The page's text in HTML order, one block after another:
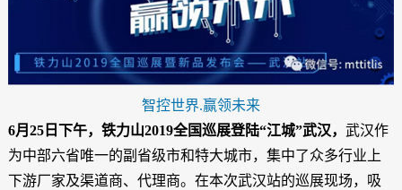
智控世界.赢领未来
6月25日下午，铁力山2019全国巡展登陆“江城”武汉， 武汉作
为中部六省唯一的副省级市和特大城市，集中了众多行业上
下游厂家及渠道商、代理商。在本次武汉站的巡展现场，吸